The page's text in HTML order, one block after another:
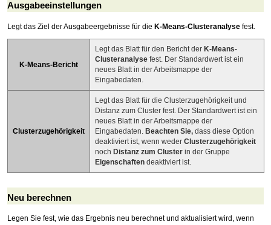
Ausgabeeinstellungen
Legt das Ziel der Ausgabeergebnisse für die K-Means-Clusteranalyse fest.
K-Means-Bericht
Legt das Blatt für den Bericht der K-Means-
Clusteranalyse fest. Der Standardwert ist ein
neues Blatt in der Arbeitsmappe der
Eingabedaten.
Clusterzugehörigkeit
Legt das Blatt für die Clusterzugehörigkeit und
Distanz zum Cluster fest. Der Standardwert ist ein
neues Blatt in der Arbeitsmappe der
Eingabedaten. Beachten Sie, dass diese Option
deaktiviert ist, wenn weder Clusterzugehörigkeit
noch Distanz zum Cluster in der Gruppe
Eigenschaften deaktiviert ist.
Neu berechnen
Legen Sie fest, wie das Ergebnis neu berechnet und aktualisiert wird, wenn